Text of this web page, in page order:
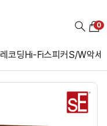
레코딩Hi-Fi스피커S/W악세
0